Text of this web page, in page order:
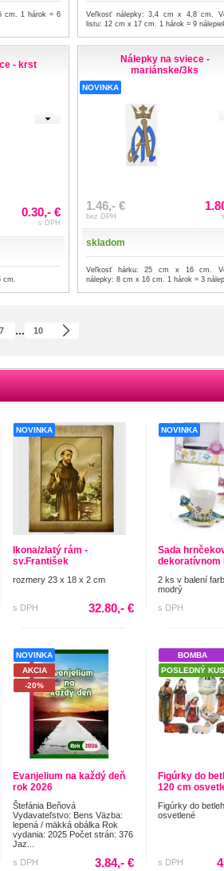
cm. 1 hárok = 6
Veľkosť nálepky: 3,4 cm x 4,8 cm.
listu: 12 cm x 17 cm. 1 hárok = 9
- krst
0.30,- €
s DPH
Nálepky na sviece -
mariánske/3ks
NOVINKA
1.46,- €
bez DPH
skladom
Veľkosť hárku: 25 cm x 16 cm.
nálepky: 8 cm x 16 cm. 1 hárok = 3
7 ... 10
NOVINKA
Ikona/zlatý rám -
sv.František
rozmery 23 x 18 x 2 cm
s DPH 32.80,- €
NOVINKA
Sada
dekoratívnom
2 ks v balení
modrý
s DPH
NOVINKA
AKCIA
-20%
Evanjelium na každý deň
rok 2026
Štefánia Beňová
Vydavateľstvo: Bens Väzba:
lepená / mäkká obálka Rok
vydania: 2025 Počet strán: 376
Jaz...
s DPH
3.84,- €
BOMBA
POSLEDNÝ KUS
Figúrky do
120 cm
Figúrky do
osvetlené
s DPH